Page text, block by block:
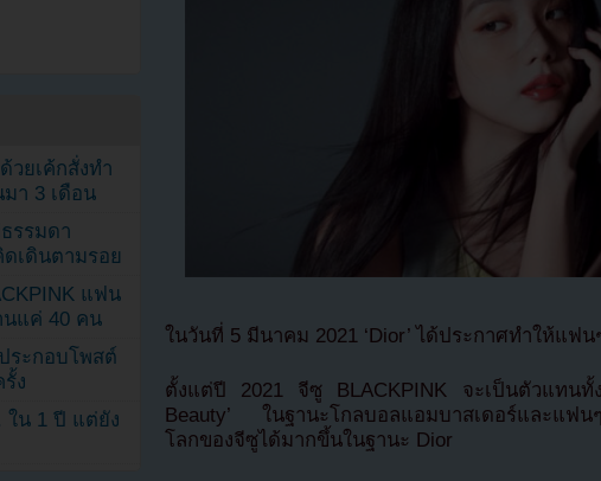
ในวันที่ 5 มีนาคม 2021 ‘Dior’ ได้ประกาศทำให้แฟ
ตั้งแต่ปี 2021 จีซู BLACKPINK จะเป็นตัวแทนทั้
Beauty’ ในฐานะโกลบอลแอมบาสเดอร์และแฟน
โลกของจีซูได้มากขึ้นในฐานะ Dior
วยเค้กสั่งทำ
า 3 เดือน
รรมดา
เดินตามรอย
แฟน
นแค่ 40 คน
ระกอบโพสต์
ง
ใน 1 ปี แต่ยัง